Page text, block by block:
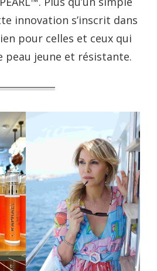
innovation s’inscrit dans
pour celles et ceux qui
peau jeune et résistante.